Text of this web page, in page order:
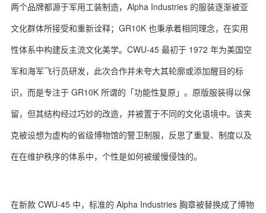
两个品牌都源于军用工装制造，Alpha Industries 的服装逐渐被亚
文化群体所接受和重新诠释；GR10K 也秉承着相同理念，在实用
性体系中构建反主流文化美学。CWU-45 最初于 1972 年为美国空
军和海军飞行员研发，此次合作并未夸大其轮廓或添加醒目的标
识，而是专注于 GR10K 所谓的「功能性复原」‌。原版服装得以保
留，但其结构经过巧妙的改造，并被置于不同的文化语境中。该夹
克被设想为虚构的省级博物馆的警卫制服，反思了重复、制度以及
在在维护秩序的体系中，个性是如何被缓慢侵蚀的。
在新款 CWU-45 中，标准的 Alpha Industries 胸章被替换成了博物